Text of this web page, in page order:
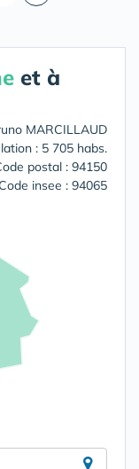
et à
MARCILLAUD
: 5 705 habs.
postal : 94150
Code insee : 94065